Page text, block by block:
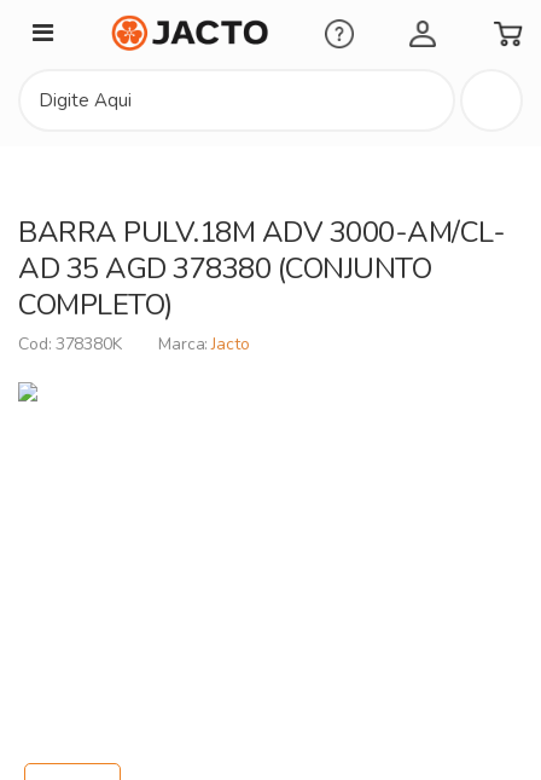
Minha Conta
BARRA PULV.18M ADV 3000-AM/CL-
AD 35 AGD 378380 (CONJUNTO
COMPLETO)
378380K Jacto